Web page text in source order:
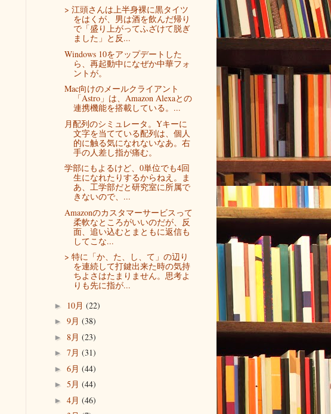
> 江頭さんは上半身裸に黒タイツ
をはくが、男は酒を飲んだ帰り
で「盛り上がってふざけて脱ぎ
ました」と反...
Windows 10をアップデートした
ら、再起動中になぜか中華フォ
ントが。
Mac向けのメールクライアント
「Astro」は、Amazon Alexaとの
連携機能を搭載している。...
月配列のシミュレータ。Yキーに
文字を当てている配列は、個人
的に触る気になれないなあ。右
手の人差し指が痛む。
学部にもよるけど、0単位でも4回
生になれたりするからねえ。ま
あ、工学部だと研究室に所属で
きないので、...
Amazonのカスタマーサービスって
柔軟なところがいいのだが、反
面、追い込むとまともに返信も
してこな...
> 特に「か、た、し、て」の辺り
を連続して打鍵出来た時の気持
ちよさはたまりません。思考よ
りも先に指が...
► 10月 (22)
► 9月 (38)
► 8月 (23)
► 7月 (31)
► 6月 (44)
► 5月 (44)
► 4月 (46)